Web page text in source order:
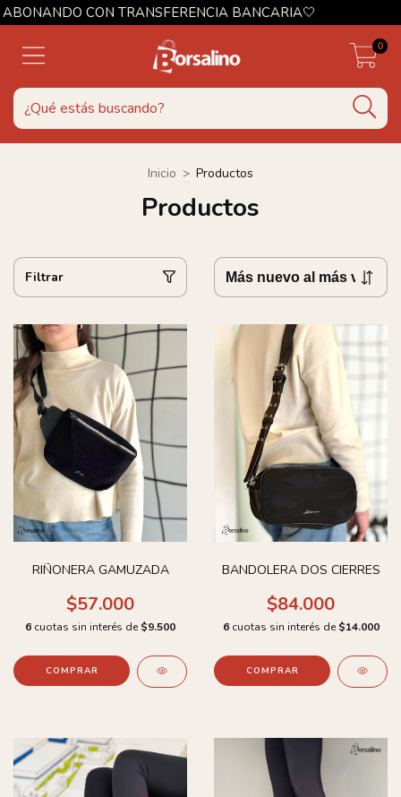
BANCARIA🤍
0
Inicio > Productos
Productos
Filtrar
RIÑONERA GAMUZADA
$57.000
6 cuotas sin interés de $9.500
COMPRAR
BANDOLERA DOS CIERRES
$84.000
6 cuotas sin interés de $14.000
COMPRAR